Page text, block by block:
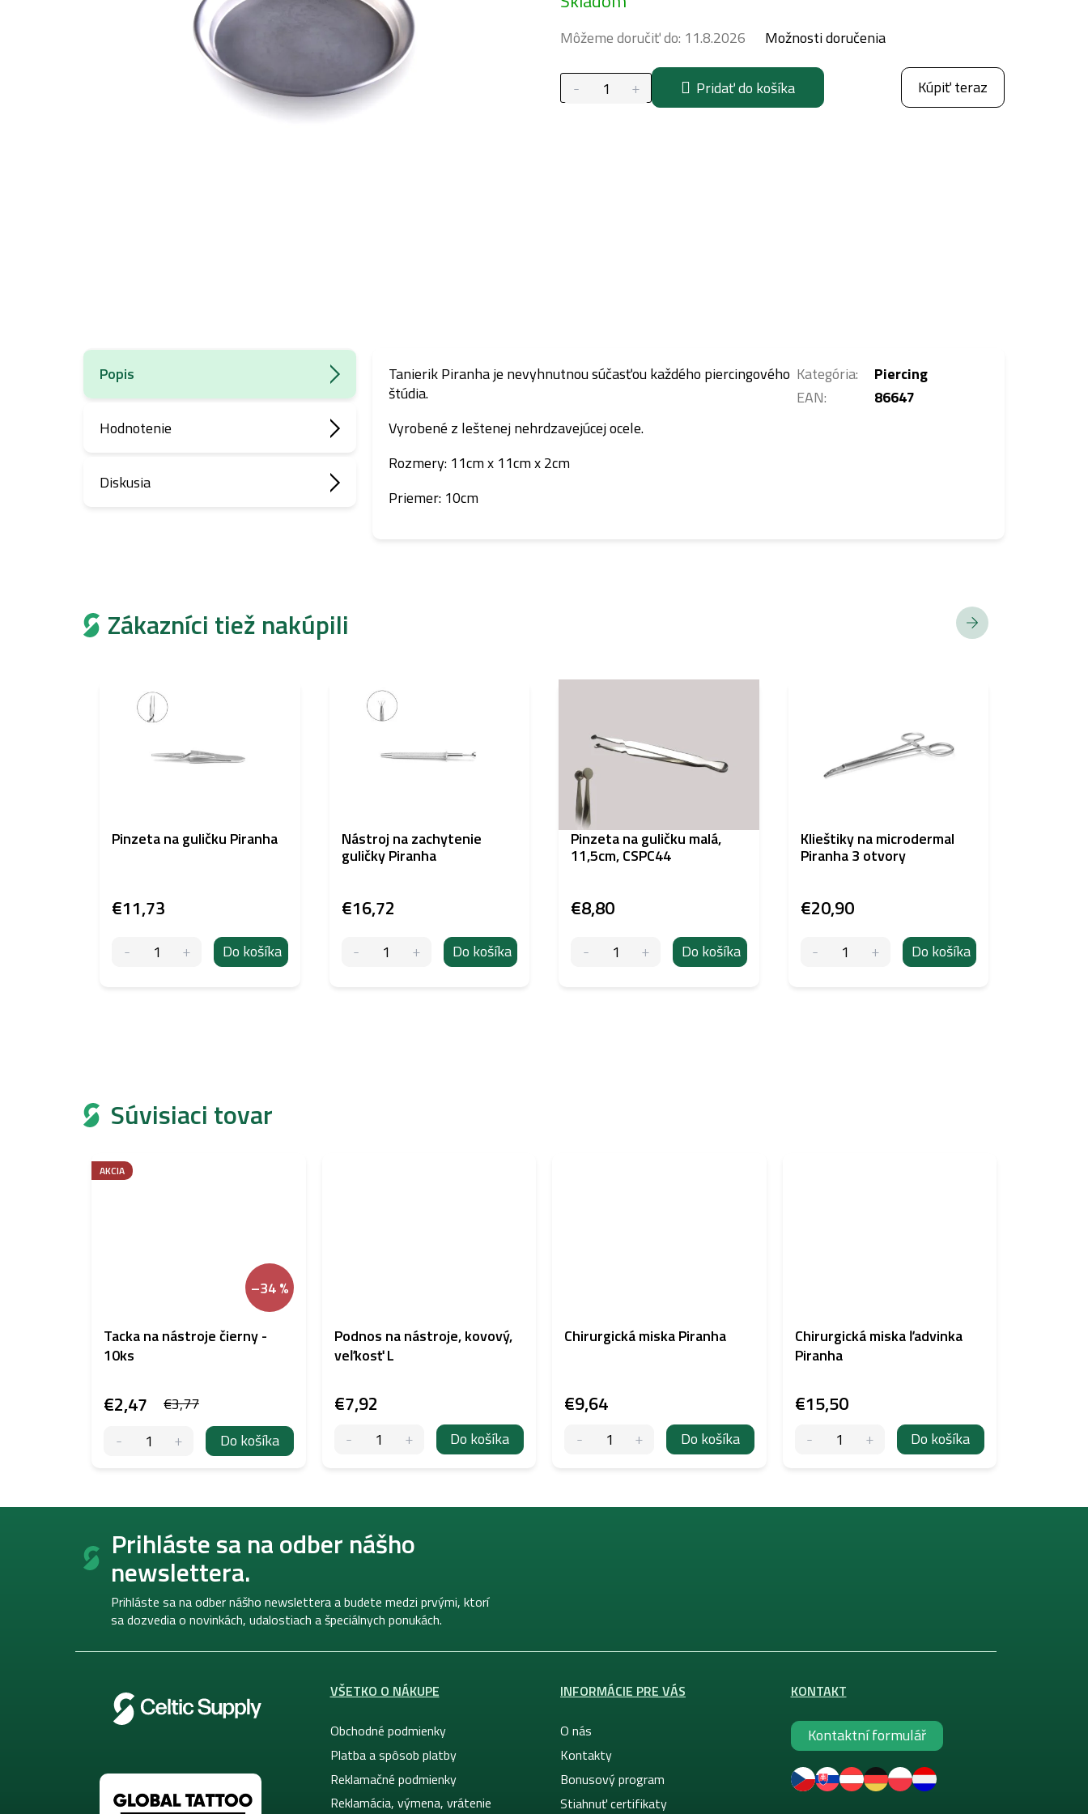
Môžeme doručiť do: 11.8.2026 Možnosti doručenia
Pridať do košíka Kúpiť teraz
Súvisiaci tovar
AKCIA
–34 %
Tacka na nástroje čierny -
10ks
€3,77
€2,47
Do košíka
Podnos na nástroje, kovový,
veľkosť L
€7,92
Do košíka
Chirurgická miska Piranha
€9,64
Do košíka
Chirurgická miska ľadvinka
Piranha
€15,50
Do košíka
Popis
Hodnotenie
Diskusia
Tanierik Piranha je nevyhnutnou súčasťou každého piercingového
štúdia.
Vyrobené z leštenej nehrdzavejúcej ocele.
Rozmery: 11cm x 11cm x 2cm
Priemer: 10cm
Kategória:
Piercing
EAN: 86647
Zákazníci tiež nakúpili
Pinzeta na guličku Piranha
€11,73
Do košíka
Nástroj na zachytenie
guličky Piranha
€16,72
Do košíka
Pinzeta na guličku malá,
11,5cm, CSPC44
€8,80
Do košíka
Klieštiky na microdermal
Piranha 3 otvory
€20,90
Do košíka
Z
Prihláste sa na odber nášho
newslettera.
Prihláste sa na odber nášho newslettera a budete medzi prvými, ktorí
sa dozvedia o novinkách, udalostiach a špeciálnych ponukách.
VŠETKO O NÁKUPE
Obchodné podmienky
Platba a spôsob platby
Reklamačné podmienky
Reklamácia, výmena, vrátenie
INFORMÁCIE PRE VÁS
O nás
Kontakty
Bonusový program
Stiahnuť certifikaty
KONTAKT
Kontaktní formulář